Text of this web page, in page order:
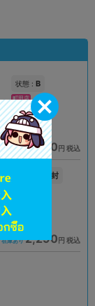
状態 : B
町田店
在庫あり 1,890円 税込
未開封
在庫あり 2,290円 税込